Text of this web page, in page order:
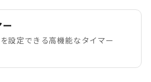
設定できる高機能なタイマー